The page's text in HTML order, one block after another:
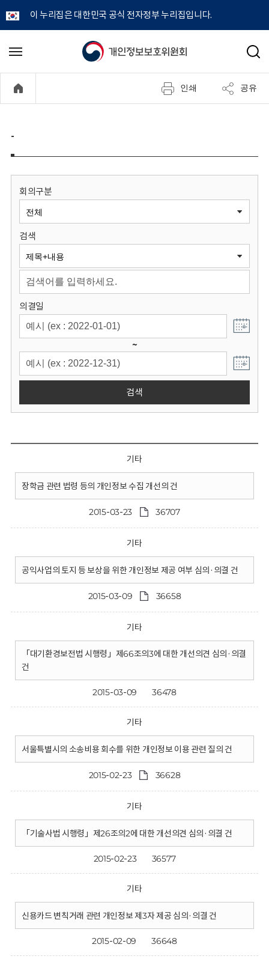
이 누리집은 대한민국 공식 전자정부 누리집입니다.
개
정
보
원
회
메
기
검
인쇄 공유
-
회의구분
검색
의결일
~
검색
기타
장학금 관련 법령 등의 개인정보 수집 개선의 건
2015-03-23 36707
기타
공익사업의 토지 등 보상을 위한 개인정보 제공 여부 심의·의결 건
2015-03-09 36658
기타
「대기환경보전법 시행령」제66조의3에 대한 개선의견 심의·의결
건
2015-03-09 36478
기타
서울특별시의 소송비용 회수를 위한 개인정보 이용 관련 질의 건
2015-02-23 36628
기타
「기술사법 시행령」제26조의2에 대한 개선의견 심의·의결 건
2015-02-23 36577
기타
신용카드 변칙거래 관련 개인정보 제3자 제공 심의·의결 건
2015-02-09 36648